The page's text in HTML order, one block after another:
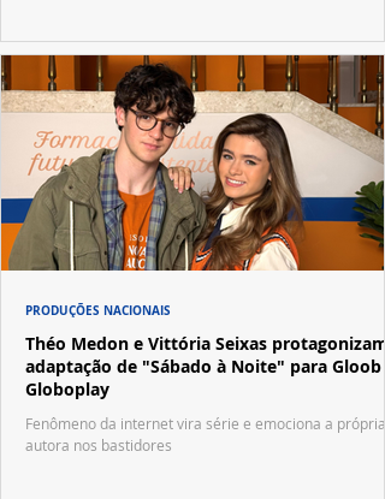
Théo Medon e Vittória Seixas protagonizam
adaptação de "Sábado à Noite" para Gloob e
Globoplay
Fenômeno da internet vira série e emociona a própria
autora nos bastidores
PRODUÇÕES NACIONAIS